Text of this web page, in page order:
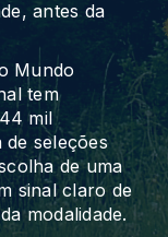
antes da
Mundo
tem
mil
seleções
de uma
sinal claro de
modalidade.